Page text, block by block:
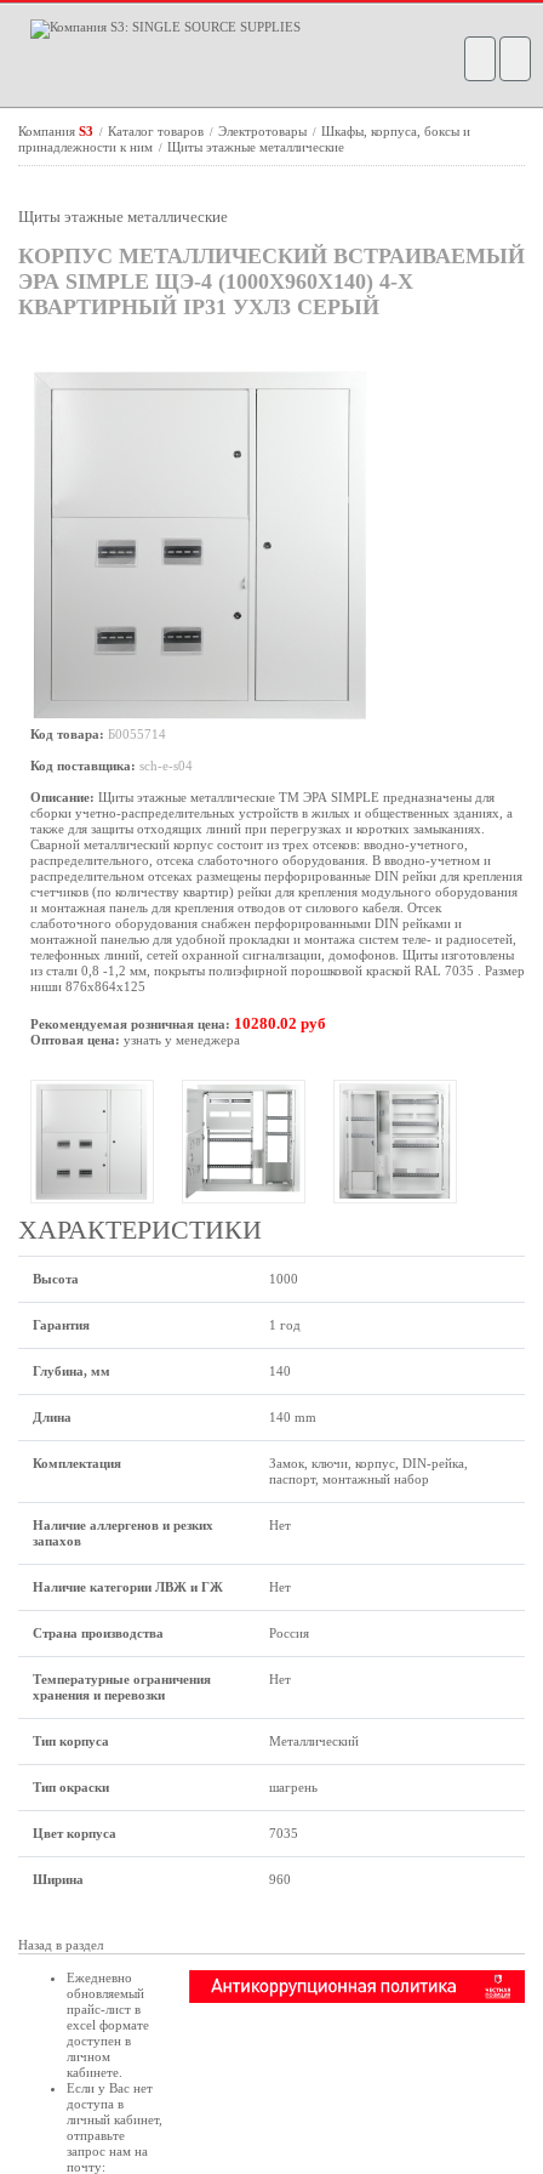
Компания S3 / Каталог товаров / Электротовары / Шкафы, корпуса, боксы и
принадлежности к ним / Щиты этажные металлические
Щиты этажные металлические
КОРПУС МЕТАЛЛИЧЕСКИЙ ВСТРАИВАЕМЫЙ
ЭРА SIMPLE ЩЭ-4 (1000Х960Х140) 4-Х
КВАРТИРНЫЙ IP31 УХЛ3 СЕРЫЙ
Код товара: Б0055714
Код поставщика: sch-e-s04
Описание: Щиты этажные металлические ТМ ЭРА SIMPLE предназначены для
сборки учетно-распределительных устройств в жилых и общественных зданиях, а
также для защиты отходящих линий при перегрузках и коротких замыканиях.
Сварной металлический корпус состоит из трех отсеков: вводно-учетного,
распределительного, отсека слаботочного оборудования. В вводно-учетном и
распределительном отсеках размещены перфорированные DIN рейки для крепления
счетчиков (по количеству квартир) рейки для крепления модульного оборудования
и монтажная панель для крепления отводов от силового кабеля. Отсек
слаботочного оборудования снабжен перфорированными DIN рейками и
монтажной панелью для удобной прокладки и монтажа систем теле- и радиосетей,
телефонных линий, сетей охранной сигнализации, домофонов. Щиты изготовлены
из стали 0,8 -1,2 мм, покрыты полиэфирной порошковой краской RAL 7035 . Размер
ниши 876х864х125
Рекомендуемая розничная цена: 10280.02 руб
Оптовая цена: узнать у менеджера
ХАРАКТЕРИСТИКИ
Высота 1000
Гарантия 1 год
Глубина, мм 140
Длина 140 mm
Комплектация
Замок, ключи, корпус, DIN-рейка,
паспорт, монтажный набор
Наличие аллергенов и резких
запахов
Нет
Наличие категории ЛВЖ и ГЖ Нет
Страна производства Россия
Температурные ограничения
хранения и перевозки
Нет
Тип корпуса Металлический
Тип окраски шагрень
Цвет корпуса 7035
Ширина 960
Назад в раздел
Ежедневно
обновляемый
прайс-лист в
excel формате
доступен в
личном
кабинете
Если у Вас нет
доступа в
личный кабинет,
отправьте
запрос нам на
почту: